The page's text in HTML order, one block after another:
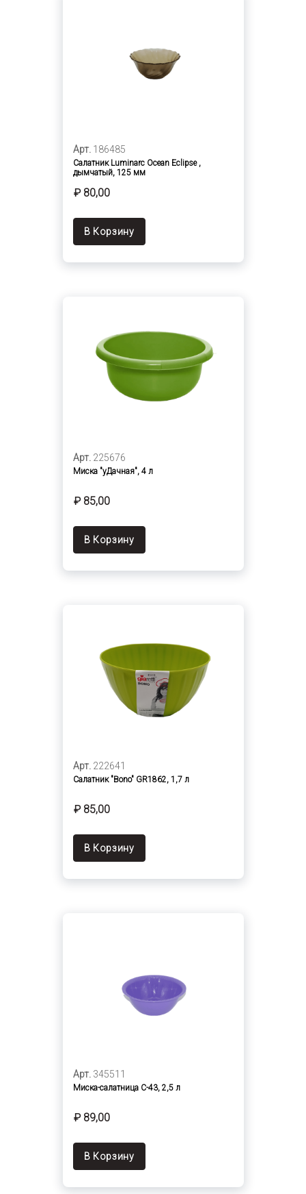
Арт. 186485
Салатник Luminarc Ocean Eclipse ,
дымчатый, 125 мм
₽ 80,00
В Корзину
Арт. 225676
Миска "уДачная", 4 л
₽ 85,00
В Корзину
Арт. 222641
Салатник "Bono" GR1862, 1,7 л
₽ 85,00
В Корзину
Арт. 345511
Миска-салатница С-43, 2,5 л
₽ 89,00
В Корзину